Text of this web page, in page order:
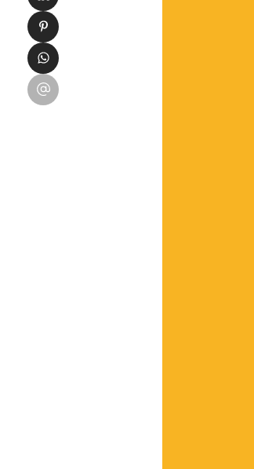
Condividi su Pinterest
Condividi su WhatsApp
Condividi su Email